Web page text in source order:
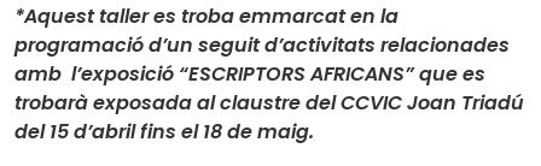
*Aquest taller es troba emmarcat en la
programació d’un seguit d’activitats relacionades
amb l’exposició “ESCRIPTORS AFRICANS” que es
trobarà exposada al claustre del CCVIC Joan Triadú
del 15 d’abril fins el 18 de maig.